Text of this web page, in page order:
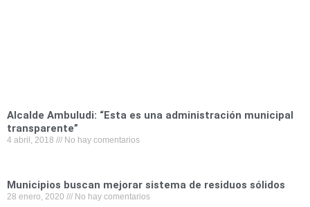
Alcalde Ambuludi: “Esta es una administración municipal
transparente”
4 abril, 2018 No hay comentarios
Municipios buscan mejorar sistema de residuos sólidos
28 enero, 2020 No hay comentarios